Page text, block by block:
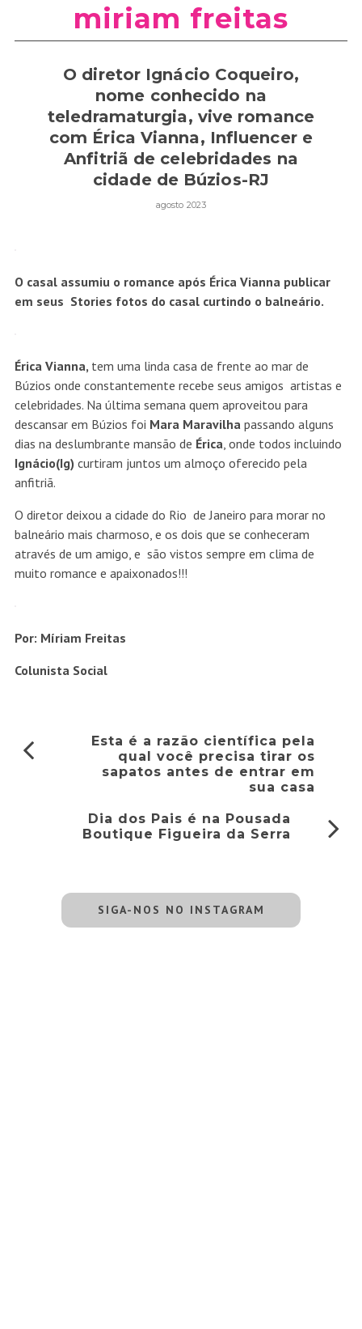
miriam freitas
O diretor Ignácio Coqueiro,
nome conhecido na
teledramaturgia, vive romance
com Érica Vianna, Influencer e
Anfitriã de celebridades na
cidade de Búzios-RJ
agosto 2023
O casal assumiu o romance após Érica Vianna publicar
em seus Stories fotos do casal curtindo o balneário.
Érica Vianna, tem uma linda casa de frente ao mar de
Búzios onde constantemente recebe seus amigos artistas e
celebridades. Na última semana quem aproveitou para
descansar em Búzios foi Mara Maravilhapassando alguns
dias na deslumbrante mansão de Érica, onde todos incluindo
Ignácio(Ig) curtiram juntos um almoço oferecido pela
anfitriã.
O diretor deixou a cidade do Rio de Janeiro para morar no
balneário mais charmoso, e os dois que se conheceram
através de um amigo, e são vistos sempre em clima de
muito romance e apaixonados!!!
Por: Míriam Freitas
Colunista Social
Esta é a razão científica pela
qual você precisa tirar os
sapatos antes de entrar em
sua casa
Dia dos Pais é na Pousada
Boutique Figueira da Serra
SIGA-NOS NO INSTAGRAM